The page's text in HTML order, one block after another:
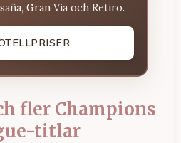
Gran Via och Retiro.
fler Champions
titlar